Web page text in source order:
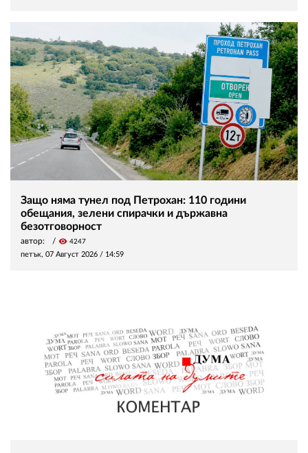
Защо няма тунел под Петрохан: 110 години
обещания, зелени спирачки и държавна
безотговорност
автор: visibility 4247
петък, 07 Август 2026 / 14:59